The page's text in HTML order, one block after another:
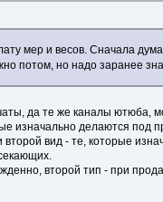
мер и весов. Сначала
потом, но надо заранее
да те же каналы ютюба,
изначально делаются под
вид - те, которые
второй тип - при